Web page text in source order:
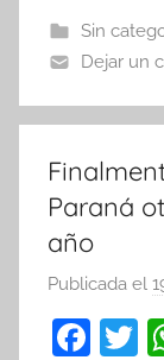
b
o
o
k
Sin
Dejar un
Paraná
año
Publicada el
F
T